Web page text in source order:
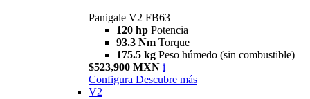
Panigale V2 FB63
120 hp Potencia
93.3 Nm Torque
175.5 kg Peso húmedo (sin combustible)
$523,900 MXN i
Configura Descubre más
V2